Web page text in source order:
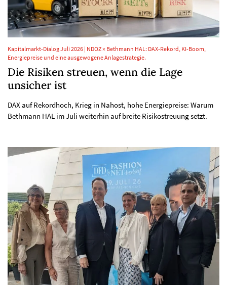
Kapitalmarkt-Dialog Juli 2026 | NDOZ × Bethmann HAL: DAX-Rekord, KI-Boom,
Energiepreise und eine ausgewogene Anlagestrategie.
Die Risiken streuen, wenn die Lage
unsicher ist
DAX auf Rekordhoch, Krieg in Nahost, hohe Energiepreise: Warum
Bethmann HAL im Juli weiterhin auf breite Risikostreuung setzt.